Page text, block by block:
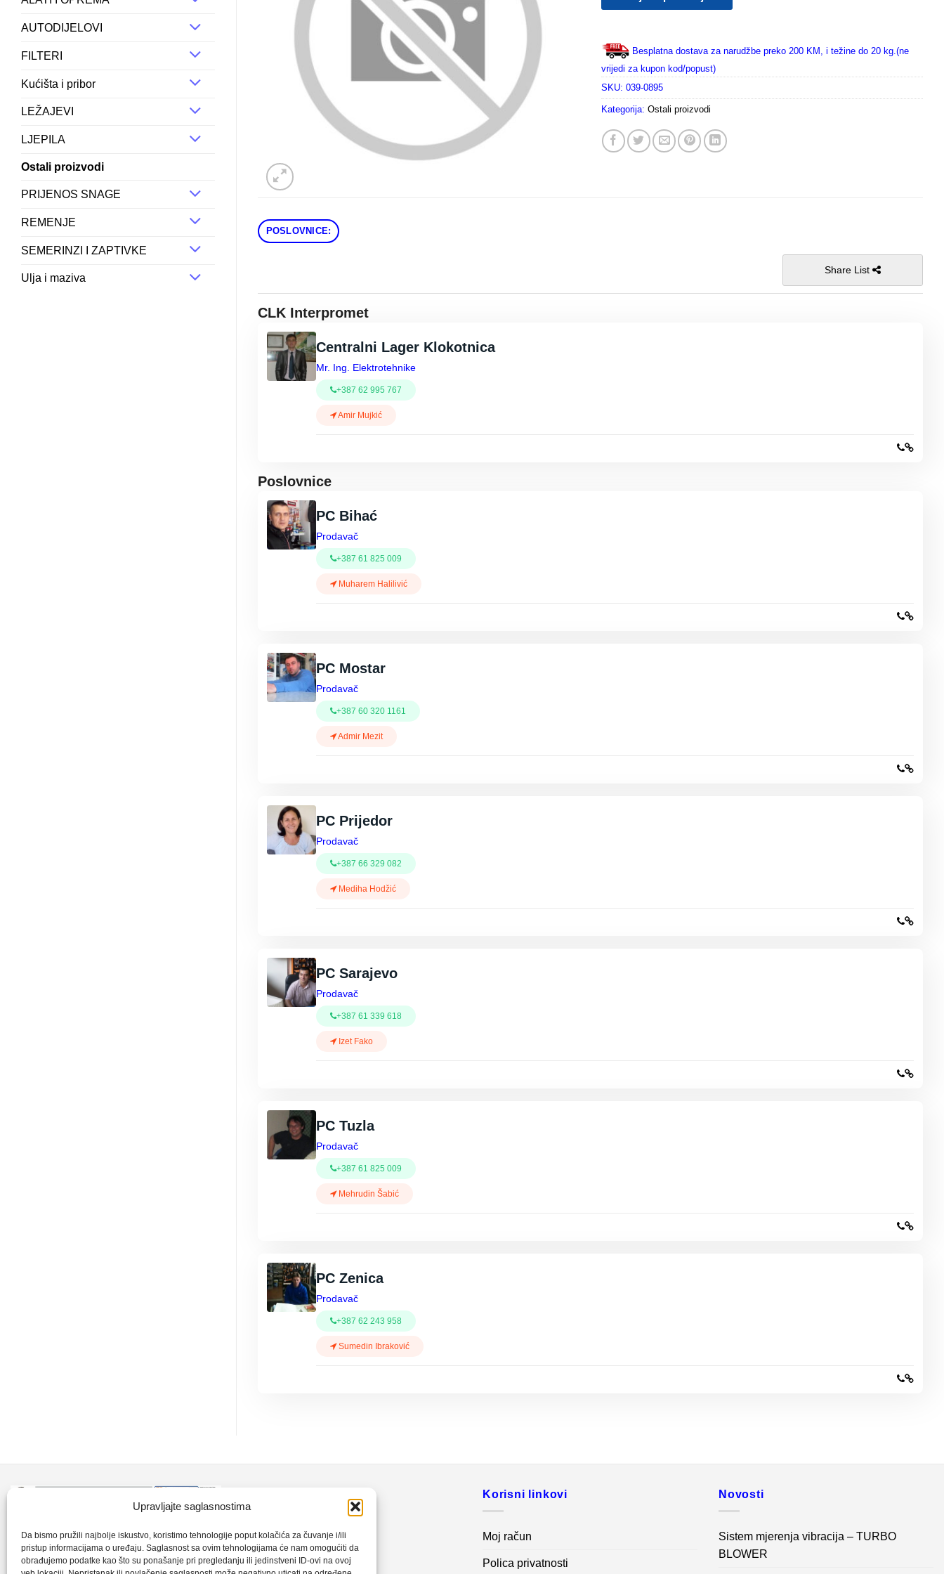
Upravljajte saglasnostima
Da bismo pružili najbolje iskustvo, koristimo tehnologije poput kolačića za čuvanje i/ili
pristup informacijama o uređaju. Saglasnost sa ovim tehnologijama će nam omogućiti da
obrađujemo podatke kao što su ponašanje pri pregledanju ili jedinstveni ID-ovi na ovoj
AUTODIJELOVI
FILTERI
Kućišta i pribor
LEŽAJEVI
LJEPILA
Ostali proizvodi
PRIJENOS SNAGE
REMENJE
SEMERINZI I ZAPTIVKE
Ulja i maziva
Besplatna dostava za narudžbe preko 200 KM, i težine do 20 kg.(ne
vrijedi za kupon kod/popust)
SKU: 039-0895
Kategorija: Ostali proizvodi
POSLOVNICE:
Share List
CLK Interpromet
Centralni Lager Klokotnica
Mr. Ing. Elektrotehnike
+387 62 995 767
Amir Mujkić
Poslovnice
PC Bihać
Prodavač
+387 61 825 009
Muharem Halilivić
PC Mostar
Prodavač
+387 60 320 1161
Admir Mezit
PC Prijedor
Prodavač
+387 66 329 082
Mediha Hodžić
PC Sarajevo
Prodavač
+387 61 339 618
Izet Fako
PC Tuzla
Prodavač
+387 61 825 009
Mehrudin Šabić
PC Zenica
Prodavač
+387 62 243 958
Sumedin Ibraković
CLK-Interpromet d.o.o. posluje u sastavu
grupe SKF distributera od 1996. godine,
gdje s ponosom mozemo reci da smo
+387 35 720 560
clkm@bih.net.ba
Korisni linkovi
Moj račun
Polica privatnosti
Novosti
Sistem mjerenja vibracija – TURBO
BLOWER